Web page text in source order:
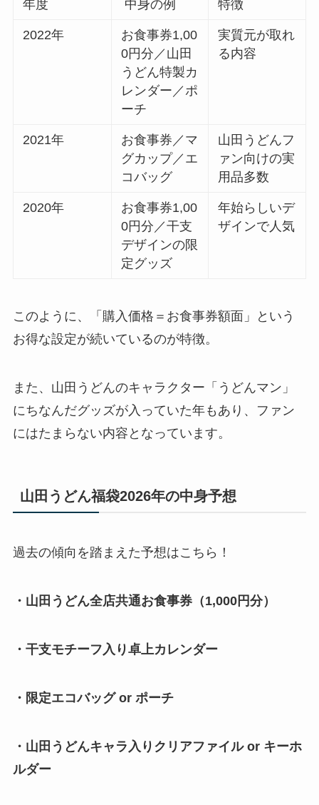
年度 中身の例 特徴
2022年
お食事券1,00
0円分／山田
うどん特製カ
レンダー／ポ
ーチ
実質元が取れ
る内容
2021年
お食事券／マ
グカップ／エ
コバッグ
山田うどんフ
ァン向けの実
用品多数
2020年
お食事券1,00
0円分／干支
デザインの限
定グッズ
年始らしいデ
ザインで人気
このように、「購入価格＝お食事券額面」という
お得な設定が続いているのが特徴。
また、山田うどんのキャラクター「うどんマン」
にちなんだグッズが入っていた年もあり、ファン
にはたまらない内容となっています。
山田うどん福袋2026年の中身予想
過去の傾向を踏まえた予想はこちら！
・山田うどん全店共通お食事券（1,000円分）
・干支モチーフ入り卓上カレンダー
・限定エコバッグ or ポーチ
・山田うどんキャラ入りクリアファイル or キーホ
ルダー